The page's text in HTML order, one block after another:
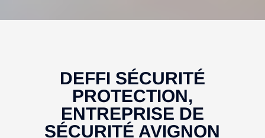
DEFFI SÉCURITÉ
PROTECTION,
ENTREPRISE DE
SÉCURITÉ AVIGNON